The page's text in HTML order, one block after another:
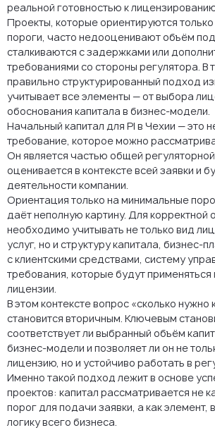
реальной готовностью к
Проекты, которые ориентируются
пороги, часто недооценивают объём
сталкиваются с задержками или
требованиями со стороны регулятора. В
правильно структурированный подход
учитывает все элементы — от выбора
обоснования капитала в бизнес-модели.
Начальный капитал для PI в Чехии — это
требование, которое можно
Он является частью общей
оценивается в контексте всей заявки и
деятельности компании.
Ориентация только на минимальные
даёт неполную картину. Для корректной
необходимо учитывать не только вид
услуг, но и структуру капитала, бизнес-
с клиентскими средствами, систему
требования, которые будут применяться
лицензии.
В этом контексте вопрос «сколько нужно
становится вторичным. Ключевым
соответствует ли выбранный объём
бизнес-модели и позволяет ли он не
лицензию, но и устойчиво работать в
Именно такой подход лежит в основе
проектов: капитал рассматривается не
порог для подачи заявки, а как элемент,
логику всего бизнеса.